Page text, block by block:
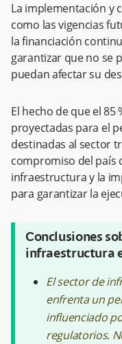
La implementación y
como las vigencias
la financiación
garantizar que no se
puedan afectar su
El hecho de que el 85
proyectadas para el
destinadas al sector
compromiso del país
infraestructura y la
para garantizar la
Conclusiones
infraestructura
El sector de
enfrenta un
influenciado
regulatorios.